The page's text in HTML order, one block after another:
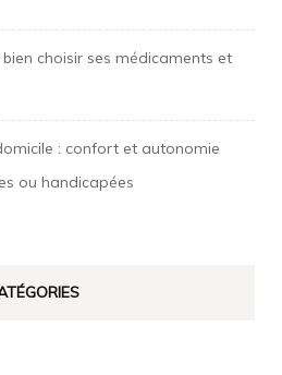
choisir ses médicaments et
: confort et autonomie
ou handicapées